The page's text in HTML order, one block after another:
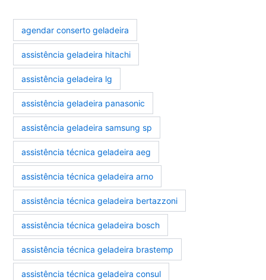
agendar conserto geladeira
assistência geladeira hitachi
assistência geladeira lg
assistência geladeira panasonic
assistência geladeira samsung sp
assistência técnica geladeira aeg
assistência técnica geladeira arno
assistência técnica geladeira bertazzoni
assistência técnica geladeira bosch
assistência técnica geladeira brastemp
assistência técnica geladeira consul